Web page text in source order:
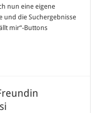
nun eine eigene
und die Suchergebnisse
mir“-Buttons